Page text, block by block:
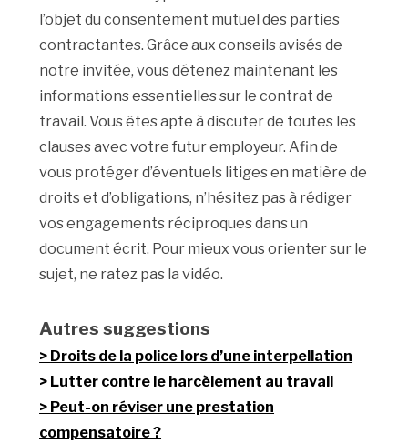
l’objet du consentement mutuel des parties
contractantes. Grâce aux conseils avisés de
notre invitée, vous détenez maintenant les
informations essentielles sur le contrat de
travail. Vous êtes apte à discuter de toutes les
clauses avec votre futur employeur. Afin de
vous protéger d’éventuels litiges en matière de
droits et d’obligations, n’hésitez pas à rédiger
vos engagements réciproques dans un
document écrit. Pour mieux vous orienter sur le
sujet, ne ratez pas la vidéo.
Autres suggestions
Droits de la police lors d’une interpellation
Lutter contre le harcèlement au travail
Peut-on réviser une prestation
compensatoire ?